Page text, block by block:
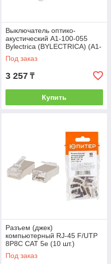
Выключатель оптико-
акустический А1-100-055
Bylectrica (BYLECTRICA) (А1-
100-055)
Под заказ
3 257 ₸
Купить
Разъем (джек)
компьютерный RJ-45 F/UTP
8P8C CAT 5e (10 шт.)
ЮПИТЕР (ЮПИТЕР) (JPZ1-
7308-10)
Под заказ